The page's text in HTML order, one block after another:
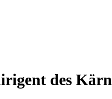
des